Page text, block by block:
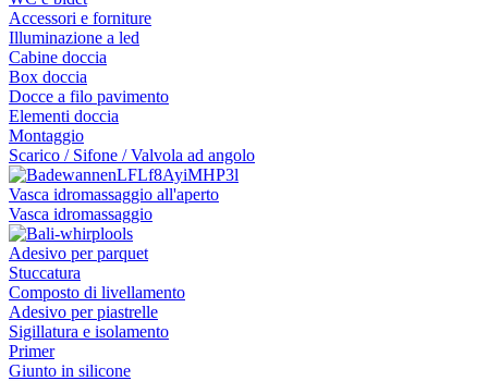
Accessori e forniture
Illuminazione a led
Cabine doccia
Box doccia
Docce a filo pavimento
Elementi doccia
Montaggio
Scarico / Sifone / Valvola ad angolo
Vasca idromassaggio all'aperto
Vasca idromassaggio
Adesivo per parquet
Stuccatura
Composto di livellamento
Adesivo per piastrelle
Sigillatura e isolamento
Primer
Giunto in silicone